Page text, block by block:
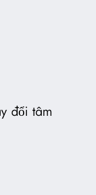
đổi tâm